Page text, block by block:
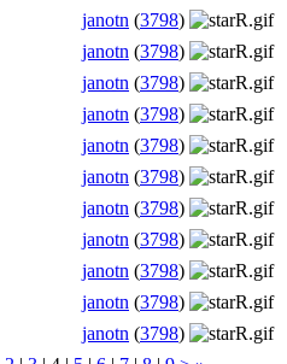
janotn (3798)
janotn (3798)
janotn (3798)
janotn (3798)
janotn (3798)
janotn (3798)
janotn (3798)
janotn (3798)
janotn (3798)
janotn (3798)
janotn (3798)